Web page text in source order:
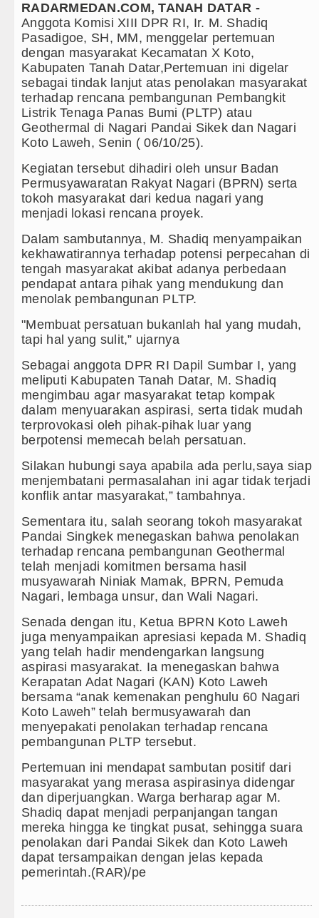
Aktif Saat Ada Acara
Anak Sejak dari Keluarga
Angkola
Seksual
Pukul 22.00 WIB
Agustus 2026 Pukul 18.00 WIB
2026 di Hungaria Pukul 00.00 WIB
Kemala Bhayangkari 11 Tarutung
Aktif Saat Ada Acara
Anak Sejak dari Keluarga
Angkola
Seksual
RADARMEDAN.COM, TANAH DATAR -
Anggota Komisi XIII DPR RI, Ir. M. Shadiq
Pasadigoe, SH, MM, menggelar pertemuan
dengan masyarakat Kecamatan X Koto,
Kabupaten Tanah Datar,Pertemuan ini digelar
sebagai tindak lanjut atas penolakan masyarakat
terhadap rencana pembangunan Pembangkit
Listrik Tenaga Panas Bumi (PLTP) atau
Geothermal di Nagari Pandai Sikek dan Nagari
Koto Laweh, Senin ( 06/10/25).
Kegiatan tersebut dihadiri oleh unsur Badan
Permusyawaratan Rakyat Nagari (BPRN) serta
tokoh masyarakat dari kedua nagari yang
menjadi lokasi rencana proyek.
Dalam sambutannya, M. Shadiq menyampaikan
kekhawatirannya terhadap potensi perpecahan di
tengah masyarakat akibat adanya perbedaan
pendapat antara pihak yang mendukung dan
menolak pembangunan PLTP.
"Membuat persatuan bukanlah hal yang mudah,
tapi hal yang sulit,” ujarnya
Sebagai anggota DPR RI Dapil Sumbar I, yang
meliputi Kabupaten Tanah Datar, M. Shadiq
mengimbau agar masyarakat tetap kompak
dalam menyuarakan aspirasi, serta tidak mudah
terprovokasi oleh pihak-pihak luar yang
berpotensi memecah belah persatuan.
Silakan hubungi saya apabila ada perlu,saya siap
menjembatani permasalahan ini agar tidak terjadi
konflik antar masyarakat,” tambahnya.
Sementara itu, salah seorang tokoh masyarakat
Pandai Singkek menegaskan bahwa penolakan
terhadap rencana pembangunan Geothermal
telah menjadi komitmen bersama hasil
musyawarah Niniak Mamak, BPRN, Pemuda
Nagari, lembaga unsur, dan Wali Nagari.
Senada dengan itu, Ketua BPRN Koto Laweh
juga menyampaikan apresiasi kepada M. Shadiq
yang telah hadir mendengarkan langsung
aspirasi masyarakat. Ia menegaskan bahwa
Kerapatan Adat Nagari (KAN) Koto Laweh
bersama “anak kemenakan penghulu 60 Nagari
Koto Laweh” telah bermusyawarah dan
menyepakati penolakan terhadap rencana
pembangunan PLTP tersebut.
Pertemuan ini mendapat sambutan positif dari
masyarakat yang merasa aspirasinya didengar
dan diperjuangkan. Warga berharap agar M.
Shadiq dapat menjadi perpanjangan tangan
mereka hingga ke tingkat pusat, sehingga suara
penolakan dari Pandai Sikek dan Koto Laweh
dapat tersampaikan dengan jelas kepada
pemerintah.(RAR)/pe